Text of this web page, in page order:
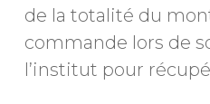
de la totalité du
commande lors de
l’institut pour